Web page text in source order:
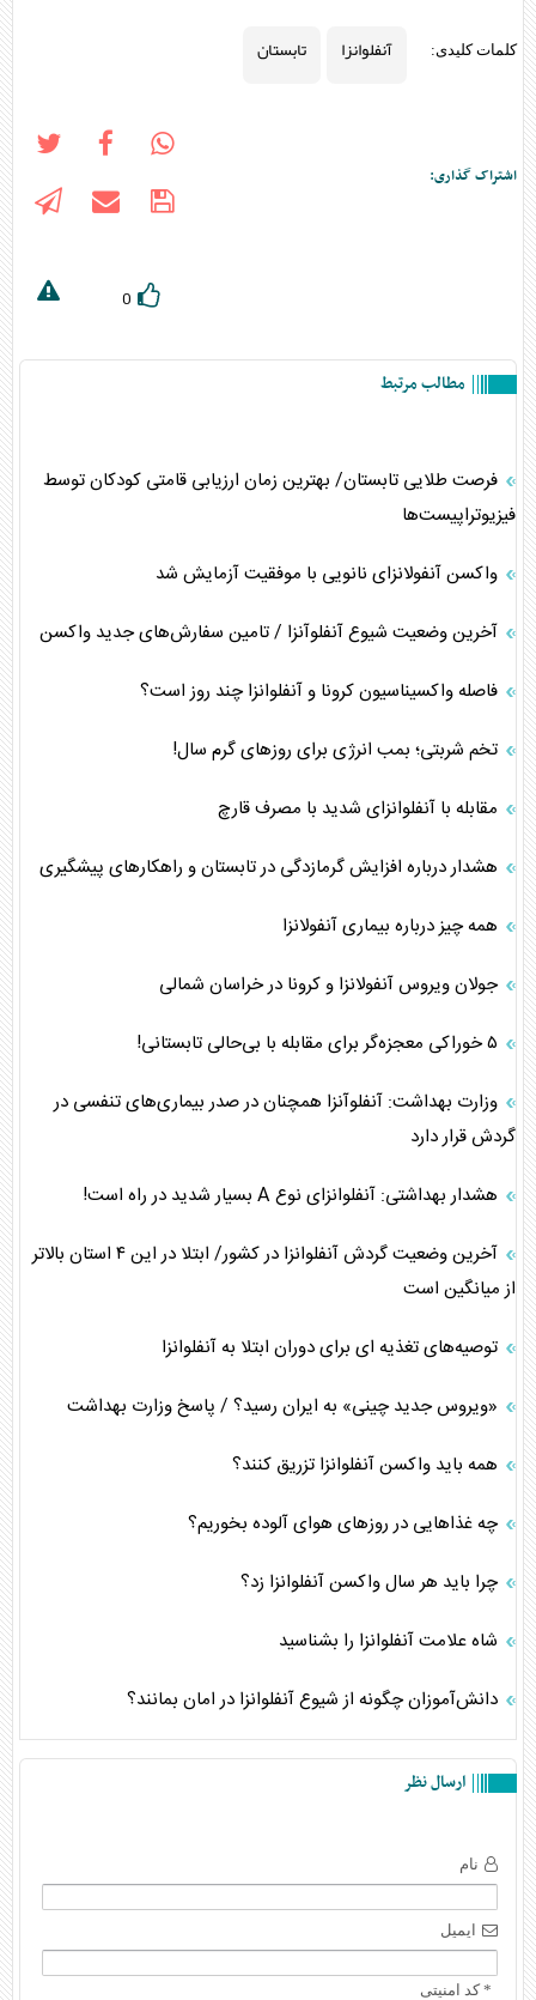
کلمات کلیدی: آنفلوانزا تابستان
اشتراک گذاری:
0
مطالب مرتبط
فرصت طلایی تابستان/ بهترین زمان ارزیابی قامتی کودکان توسط
فیزیوتراپیست‌ها
واکسن آنفولانزای نانویی با موفقیت آزمایش شد
آخرین وضعیت شیوع آنفلوآنزا / تامین سفارش‌های جدید واکسن
فاصله واکسیناسیون کرونا و آنفلوانزا چند روز است؟
تخم شربتی؛ بمب انرژی برای روزهای گرم سال!
مقابله با آنفلوانزای شدید با مصرف قارچ
هشدار درباره افزایش گرمازدگی در تابستان و راهکار‌های پیشگیری
همه چیز درباره بیماری آنفولانزا
جولان ویروس آنفولانزا و کرونا در خراسان شمالی
وزارت بهداشت: آنفلوآنزا همچنان در صدر بیماری‌های تنفسی در
گردش قرار دارد
هشدار بهداشتی: آنفلوانزای نوع A بسیار شدید در راه است!
آخرین وضعیت گردش آنفلوانزا در کشور/ ابتلا در این ۴ استان بالاتر
از میانگین است
توصیه‌های تغذیه ای برای دوران ابتلا به آنفلوانزا
«ویروس جدید چینی» به ایران رسید؟ / پاسخ وزارت بهداشت
همه باید واکسن آنفلوانزا تزریق کنند؟
چه غذاهایی در روزهای هوای آلوده بخوریم؟
چرا باید هر سال واکسن آنفلوانزا زد؟
شاه علامت آنفلوانزا را بشناسید
دانش‌آموزان چگونه از شیوع آنفلوانزا در امان بمانند؟
ارسال نظر
نام
ایمیل
* کد امنیتی